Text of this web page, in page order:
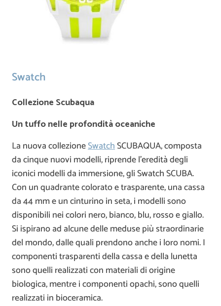
Swatch
Collezione Scubaqua
Un tuffo nelle profondità oceaniche
La nuova collezioneSwatchSCUBAQUA, composta
da cinque nuovi modelli, riprende l’eredità degli
iconici modelli da immersione, gli Swatch SCUBA.
Con un quadrante colorato e trasparente, una cassa
da 44 mm e un cinturino in seta, i modelli sono
disponibili nei colori nero, bianco, blu, rosso e giallo.
Si ispirano ad alcune delle meduse più straordinarie
del mondo, dalle quali prendono anche i loro nomi. I
componenti trasparenti della cassa e della lunetta
sono quelli realizzati con materiali di origine
biologica, mentre i componenti opachi, sono quelli
realizzati in bioceramica.